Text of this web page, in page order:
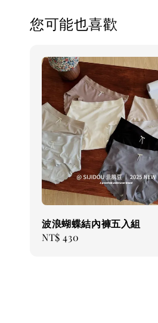
您可能也喜歡
波浪蝴蝶結內褲五入組
Regular
NT$ 430